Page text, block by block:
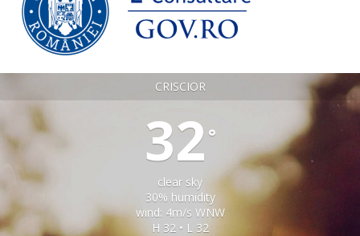
CRISCIOR
32 °
clear sky
30% humidity
wind: 4m/s WNW
H 32 • L 32